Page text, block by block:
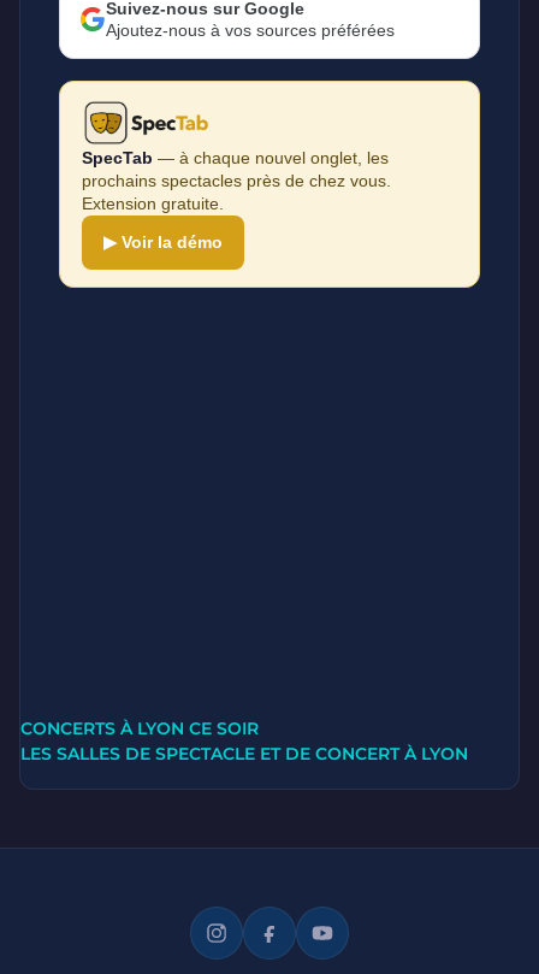
Suivez-nous sur Google
Ajoutez-nous à vos sources préférées
SpecTab — à chaque nouvel onglet, les
prochains spectacles près de chez vous.
Extension gratuite.
▶ Voir la démo
CONCERTS À LYON CE SOIR
LES SALLES DE SPECTACLE ET DE CONCERT À LYON